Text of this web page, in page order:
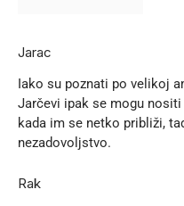
Jarac
Iako su poznati po velikoj
Jarčevi ipak se mogu
kada im se netko približi,
nezadovoljstvo.
Rak